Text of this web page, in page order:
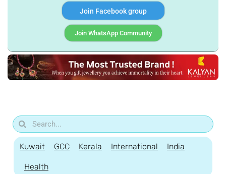
Join Facebook group
Join WhatsApp Community
Kuwait GCC Kerala International India
Health